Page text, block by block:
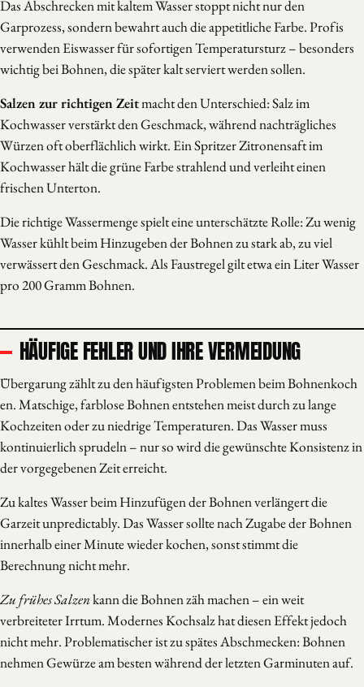
Das Abschrecken mit kaltem Wasser stoppt nicht nur den
Garprozess, sondern bewahrt auch die appetitliche Farbe. Profis
verwenden Eiswasser für sofortigen Temperatursturz – besonders
wichtig bei Bohnen, die später kalt serviert werden sollen.
Salzen zur richtigen Zeitmacht den Unterschied: Salz im
Kochwasser verstärkt den Geschmack, während nachträgliches
Würzen oft oberflächlich wirkt. Ein Spritzer Zitronensaft im
Kochwasser hält die grüne Farbe strahlend und verleiht einen
frischen Unterton.
Die richtige Wassermenge spielt eine unterschätzte Rolle: Zu wenig
Wasser kühlt beim Hinzugeben der Bohnen zu stark ab, zu viel
verwässert den Geschmack. Als Faustregel gilt etwa ein Liter Wasser
pro 200 Gramm Bohnen.
HÄUFIGE FEHLER UND IHRE VERMEIDUNG
Übergarung zählt zu den häufigsten Problemen beim Bohnenkoch​
en. Matschige, farblose Bohnen entstehen meist durch zu lange
Kochzeiten oder zu niedrige Temperaturen. Das Wasser muss
kontinuierlich sprudeln – nur so wird die gewünschte Konsistenz in
der vorgegebenen Zeit erreicht.
Zu kaltes Wasser beim Hinzufügen der Bohnen verlängert die
Garzeit unpredictably. Das Wasser sollte nach Zugabe der Bohnen
innerhalb einer Minute wieder kochen, sonst stimmt die
Berechnung nicht mehr.
Zu frühes Salzenkann die Bohnen zäh machen – ein weit
verbreiteter Irrtum. Modernes Kochsalz hat diesen Effekt jedoch
nicht mehr. Problematischer ist zu spätes Abschmecken: Bohnen
nehmen Gewürze am besten während der letzten Garminuten auf.